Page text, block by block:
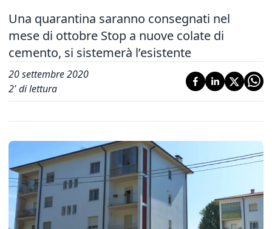
Una quarantina saranno consegnati nel
mese di ottobre Stop a nuove colate di
cemento, si sistemerà l’esistente
20 settembre 2020
2' di lettura